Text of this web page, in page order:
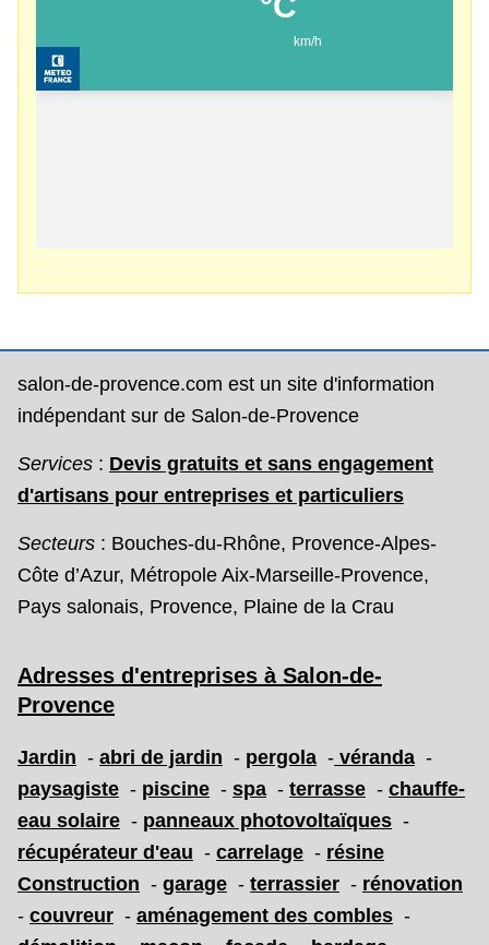
salon-de-provence.com est un site d'information
indépendant sur de Salon-de-Provence
Services : Devis gratuits et sans engagement
d'artisans pour entreprises et particuliers
Secteurs : Bouches-du-Rhône, Provence-Alpes-
Côte d’Azur, Métropole Aix-Marseille-Provence,
Pays salonais, Provence, Plaine de la Crau
Adresses d'entreprises à Salon-de-
Provence
Jardin - abri de jardin - pergola - véranda -
paysagiste - piscine - spa - terrasse - chauffe-
eau solaire - panneaux photovoltaïques -
récupérateur d'eau - carrelage - résine
Construction - garage - terrassier - rénovation
- couvreur - aménagement des combles -